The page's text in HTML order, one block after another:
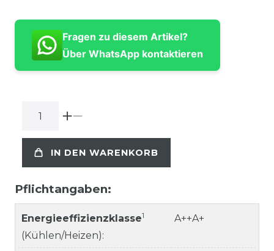
Fragen zu diesem Artikel?
Über WhatsApp kontaktieren
IN DEN WARENKORB
Pflichtangaben:
Energieeffizienzklasse1
(Kühlen/Heizen):
A++A+